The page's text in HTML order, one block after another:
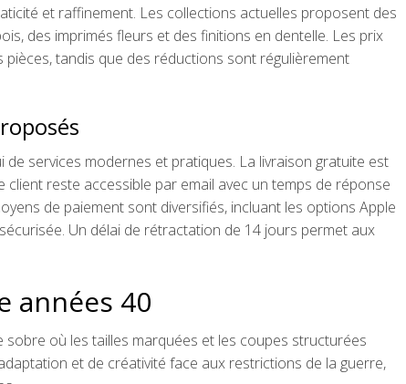
et raffinement. Les collections actuelles proposent des
des imprimés fleurs et des finitions en dentelle. Les prix
tandis que des réductions sont régulièrement
services modernes et pratiques. La livraison gratuite est
reste accessible par email avec un temps de réponse
de paiement sont diversifiés, incluant les options Apple
Un délai de rétractation de 14 jours permet aux
années 40
où les tailles marquées et les coupes structurées
et de créativité face aux restrictions de la guerre,